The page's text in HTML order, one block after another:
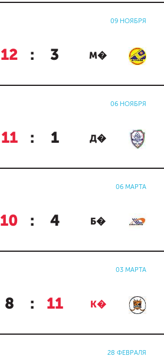
09 НОЯБРЯ
12 : 3 М�
06 НОЯБРЯ
11 : 1 Д�
06 МАРТА
10 : 4 Б�
03 МАРТА
8 : 11 К�
28 ФЕВРАЛЯ